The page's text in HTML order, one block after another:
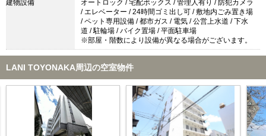
建物設備
オートロック / 宅配ボックス / 管理人有り / 防犯カメラ
/ エレベーター / 24時間ゴミ出し可 / 敷地内ごみ置き場
/ ペット専用設備 / 都市ガス / 電気 / 公営上水道 / 下水
道 / 駐輪場 / バイク置場 / 平面駐車場
※部屋・階数により設備が異なる場合がございます。
LANI TOYONAKA周辺の空室物件